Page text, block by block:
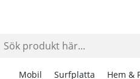
Mobil Surfplatta Hem &